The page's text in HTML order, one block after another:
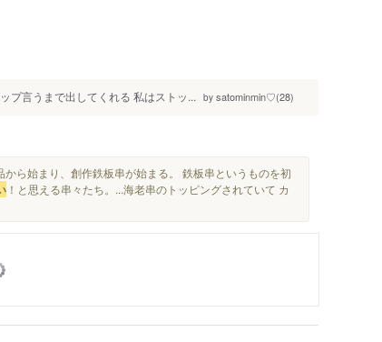
プ言うまで出してくれる 私はストッ... by satominmin♡(28)
ら始まり、創作鉄板串が始まる。 鉄板串というものを初
！と思える串々たち。...海老串のトッピングされていて カ